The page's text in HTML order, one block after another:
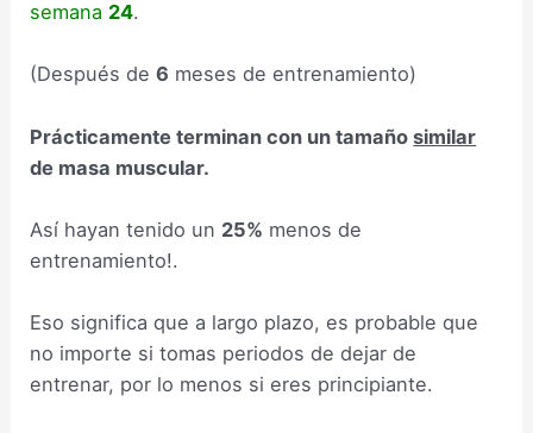
semana 24.
(Después de6 meses de entrenamiento)
Prácticamente terminan con un tamañosimilar
de masa muscular.
Así hayan tenido un 25% menos de
entrenamiento!.
Eso significa que a largo plazo, es probable que
no importe si tomas periodos de dejar de
entrenar, por lo menos si eres principiante.